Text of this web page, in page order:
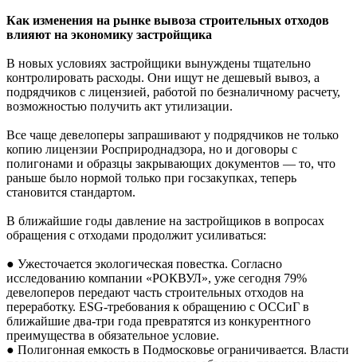
Как изменения на рынке вывоза строительных отходов
влияют на экономику застройщика
В новых условиях застройщики вынуждены тщательно
контролировать расходы. Они ищут не дешевый вывоз, а
подрядчиков с лицензией, работой по безналичному расчету,
возможностью получить акт утилизации.
Все чаще девелоперы запрашивают у подрядчиков не только
копию лицензии Росприроднадзора, но и договоры с
полигонами и образцы закрывающих документов — то, что
раньше было нормой только при госзакупках, теперь
становится стандартом.
В ближайшие годы давление на застройщиков в вопросах
обращения с отходами продолжит усиливаться:
● Ужесточается экологическая повестка. Согласно
исследованию компании «РОКВУЛ», уже сегодня 79%
девелоперов передают часть строительных отходов на
переработку. ESG-требования к обращению с ОССиГ в
ближайшие два-три года превратятся из конкурентного
преимущества в обязательное условие.
● Полигонная емкость в Подмосковье ограничивается. Власти